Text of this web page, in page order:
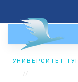
УНИВЕРСИТЕТ